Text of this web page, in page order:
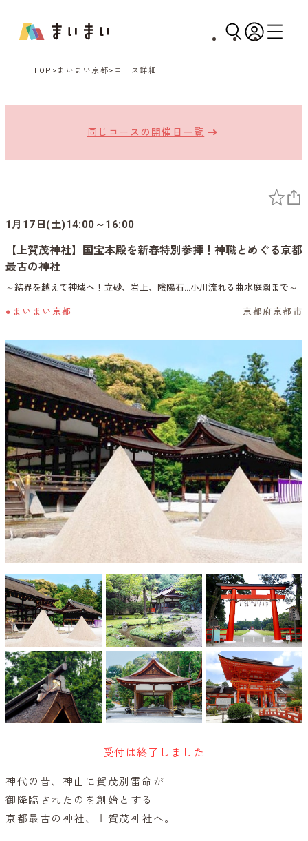
TOP まいまい京都 コース詳細
同じコースの開催日一覧
1月17日(土)14:00～16:00
【上賀茂神社】国宝本殿を新春特別参拝！神職とめぐる京都
最古の神社
～結界を越えて神域へ！立砂、岩上、陰陽石…小川流れる曲水庭園まで～
●まいまい京都 京都府京都市
受付は終了しました
神代の昔、神山に賀茂別雷命が
御降臨されたのを創始とする
京都最古の神社、上賀茂神社へ。